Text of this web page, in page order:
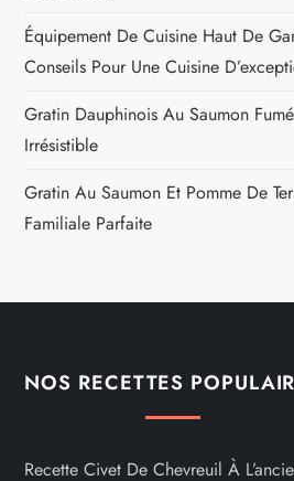
Équipement De Cuisine Haut De
Conseils Pour Une Cuisine
Gratin Dauphinois Au Saumon
Irrésistible
Gratin Au Saumon Et Pomme De
Familiale Parfaite
NOS RECETTES
Recette Civet De Chevreuil À